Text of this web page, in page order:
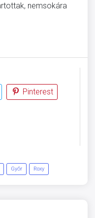
nemsokára
Pinterest
Győr Roxy